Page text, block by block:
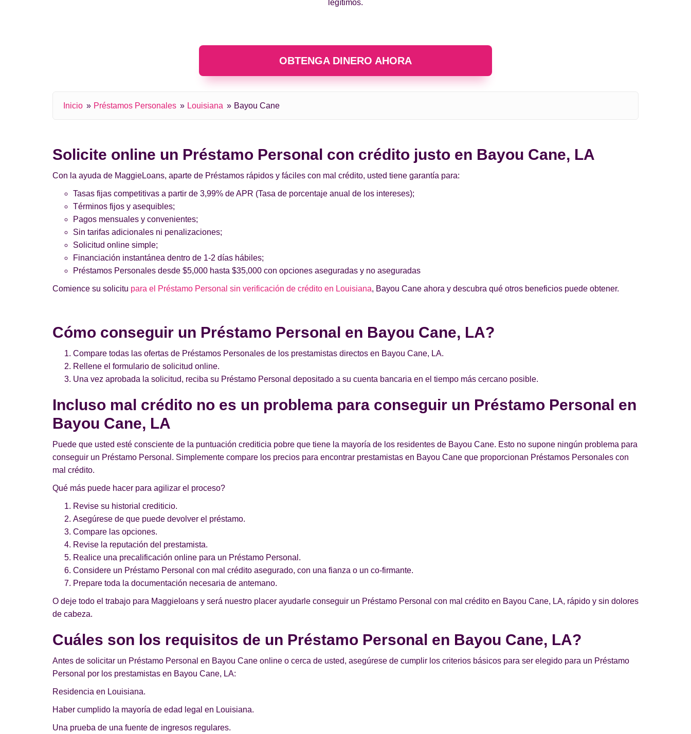
legítimos.
OBTENGA DINERO AHORA
Inicio Préstamos Personales Louisiana Bayou Cane
Solicite online un Préstamo Personal con crédito justo en Bayou Cane, LA
Con la ayuda de MaggieLoans, aparte de Préstamos rápidos y fáciles con mal crédito, usted tiene garantía para:
Tasas fijas competitivas a partir de 3,99% de APR (Tasa de porcentaje anual de los intereses);
Términos fijos y asequibles;
Pagos mensuales y convenientes;
Sin tarifas adicionales ni penalizaciones;
Solicitud online simple;
Financiación instantánea dentro de 1-2 días hábiles;
Préstamos Personales desde $5,000 hasta $35,000 con opciones aseguradas y no aseguradas
Comience su solicitu para el Préstamo Personal sin verificación de crédito en Louisiana, Bayou Cane ahora y descubra qué otros beneficios puede obtener.
Cómo conseguir un Préstamo Personal en Bayou Cane, LA?
Compare todas las ofertas de Préstamos Personales de los prestamistas directos en Bayou Cane, LA.
Rellene el formulario de solicitud online.
Una vez aprobada la solicitud, reciba su Préstamo Personal depositado a su cuenta bancaria en el tiempo más cercano posible.
Incluso mal crédito no es un problema para conseguir un Préstamo Personal en
Bayou Cane, LA
Puede que usted esté consciente de la puntuación crediticia pobre que tiene la mayoría de los residentes de Bayou Cane. Esto no supone ningún problema para
conseguir un Préstamo Personal. Simplemente compare los precios para encontrar prestamistas en Bayou Cane que proporcionan Préstamos Personales con
mal crédito.
Qué más puede hacer para agilizar el proceso?
Revise su historial crediticio.
Asegúrese de que puede devolver el préstamo.
Compare las opciones.
Revise la reputación del prestamista.
Realice una precalificación online para un Préstamo Personal.
Considere un Préstamo Personal con mal crédito asegurado, con una fianza o un co-firmante.
Prepare toda la documentación necesaria de antemano.
O deje todo el trabajo para Maggieloans y será nuestro placer ayudarle conseguir un Préstamo Personal con mal crédito en Bayou Cane, LA, rápido y sin dolores
de cabeza.
Cuáles son los requisitos de un Préstamo Personal en Bayou Cane, LA?
Antes de solicitar un Préstamo Personal en Bayou Cane online o cerca de usted, asegúrese de cumplir los criterios básicos para ser elegido para un Préstamo
Personal por los prestamistas en Bayou Cane, LA:
Residencia en Louisiana.
Haber cumplido la mayoría de edad legal en Louisiana.
Una prueba de una fuente de ingresos regulares.